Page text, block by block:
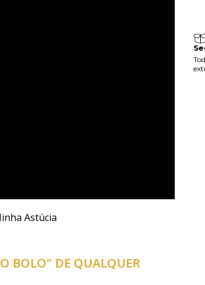
Astúcia
BOLO" DE QUALQUER